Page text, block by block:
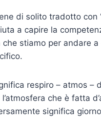
di solito tradotto con
a capire la
che stiamo per andare a
respiro – atmos –
che è fatta
significa